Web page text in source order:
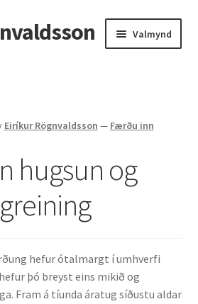
Valmynd
Eiríkur Rögnvaldsson — Færðu inn
hugsun og
hefur ótalmargt í umhverfi
þó breyst eins mikið og
Fram á tíunda áratug síðustu aldar